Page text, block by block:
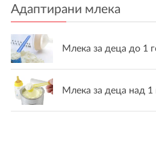
Адаптирани млека
Млека за деца до 1
Млека за деца над 1